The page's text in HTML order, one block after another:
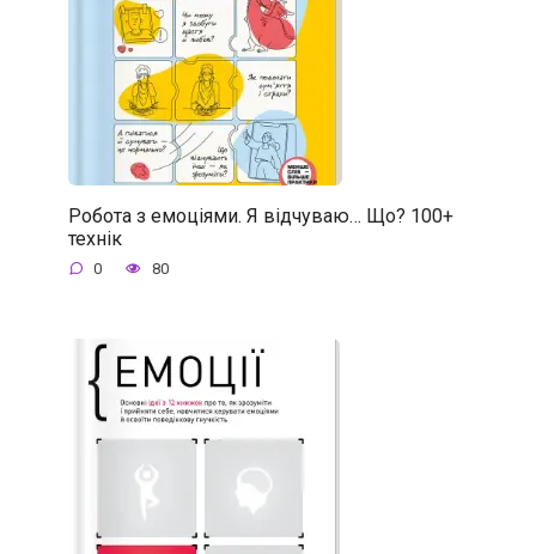
Робота з емоціями. Я відчуваю… Що? 100+
технік
0 80